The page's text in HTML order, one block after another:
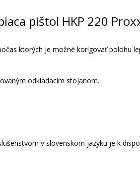
pištol HKP 220
ktorých je možné korigovať polohu
odkladacím stojanom.
v slovenskom jazyku je k